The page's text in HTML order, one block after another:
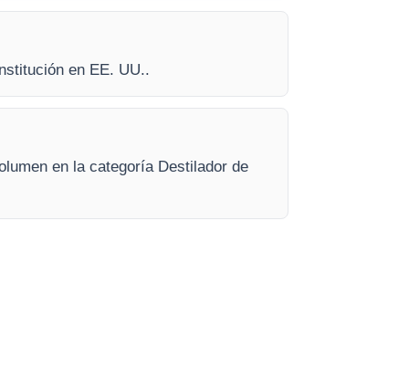
en EE. UU..
en la categoría Destilador de